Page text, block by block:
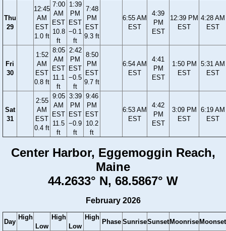
Thu
29
12:45
AM
EST
1.0 ft
7:00
AM
EST
10.8
ft
1:39
PM
EST
−0.1
ft
7:48
PM
EST
9.3 ft
6:55 AM
EST
4:39
PM
EST
12:39 PM
EST
4:28 AM
EST
Fri
30
1:52
AM
EST
0.8 ft
8:05
AM
EST
11.1
ft
2:42
PM
EST
−0.5
ft
8:50
PM
EST
9.7 ft
6:54 AM
EST
4:41
PM
EST
1:50 PM
EST
5:31 AM
EST
Sat
31
2:55
AM
EST
0.4 ft
9:05
AM
EST
11.5
ft
3:39
PM
EST
−0.9
ft
9:46
PM
EST
10.2
ft
6:53 AM
EST
4:42
PM
EST
3:09 PM
EST
6:19 AM
EST
Center Harbor, Eggemoggin Reach,
Maine
44.2633° N, 68.5867° W
February 2026
Day
High
Low
High
Low
High
Phase SunriseSunset Moonrise Moonset